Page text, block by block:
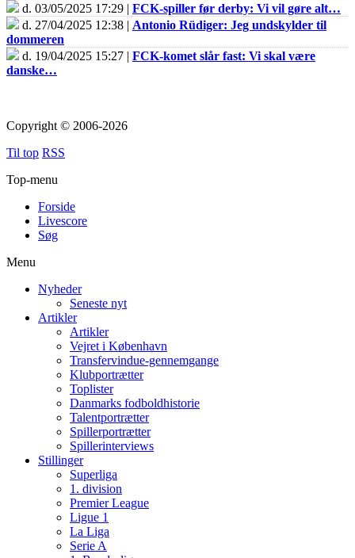
d. 03/05/2025 17:29 | FCK-spiller før derby: Vi vil gøre alt…
d. 27/04/2025 12:38 | Antonio Rüdiger: Jeg undskylder til
dommeren
d. 19/04/2025 15:27 | FCK-komet slår fast: Vi skal være
danske…
Copyright © 2006-2026
Til top RSS
Top-menu
Forside
Livescore
Søg
Menu
Nyheder
Seneste nyt
Artikler
Artikler
Vejret i København
Transfervindue-gennemgange
Klubportrætter
Toplister
Danmarks fodboldhistorie
Talentportrætter
Spillerportrætter
Spillerinterviews
Stillinger
Superliga
1. division
Premier League
Ligue 1
La Liga
Serie A